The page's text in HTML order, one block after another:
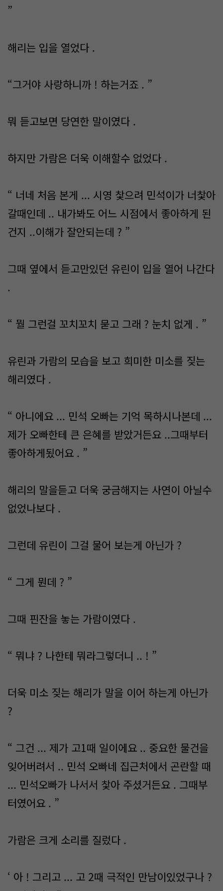
”
해리는 입을 열었다 .
“그거야 사랑하니까 ! 하는거죠 . ”
뭐 듣고보면 당연한 말이였다 .
하지만 가람은 더욱 이해할수 없었다 .
“ 너네 처음 본게 ... 시영 찿으려 민석이가 너찿아
갈때인데 .. 내가봐도 어느 시점에서 좋아하게 된
건지 ..이해가 잘안되는데 ? ”
그때 옆에서 듣고만있던 유린이 입을 열어 나간다
.
“ 뭘 그런걸 꼬치꼬치 묻고 그래 ? 눈치 없게 . ”
유린과 가람의 모습을 보고 희미한 미소를 짖는
해리였다 .
“ 아니에요 ... 민석 오빠는 기억 목하시나본데 ...
제가 오빠한테 큰 은혜를 받았거든요 ..그때부터
좋아하게됬어요 . ”
해리의 말을듣고 더욱 궁금해지는 사연이 아닐수
없었나보다 .
그런데 유린이 그걸 물어 보는게 아닌가 ?
“ 그게 뭔데 ? ”
그때 핀잔을 놓는 가람이였다 .
“ 뭐냐 ? 나한테 뭐라그렇더니 .. ! ”
더욱 미소 짖는 해리가 말을 이어 하는게 아닌가
?
“ 그건 ... 제가 고1때 일이에요 .. 중요한 물건을
잊어버려서 .. 민석 오빠네 집근처에서 곤란할 때
... 민석오빠가 나서서 찿아 주셨거든요 . 그때부
터였어요 . ”
가람은 크게 소리를 질렀다 .
‘ 아 ! 그리고 ... 고 2때 극적인 만남이있었구나 ?